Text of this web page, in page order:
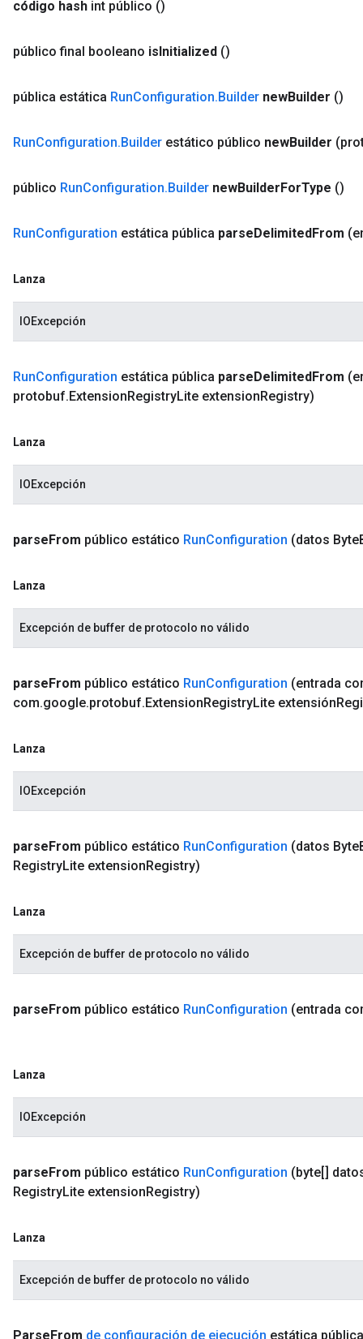
código hash int público ()
público final booleano isInitialized ()
pública estática RunConfiguration.Builder newBuilder ()
RunConfiguration.Builder estático público newBuilder
público RunConfiguration.Builder newBuilderForType ()
RunConfiguration estática pública parseDelimitedFrom
Lanza
IOExcepción
RunConfiguration estática pública parseDelimitedFrom
protobuf.ExtensionRegistryLite extensionRegistry)
Lanza
IOExcepción
parseFrom público estático RunConfiguration (datos Byte
Lanza
Excepción de buffer de protocolo no válido
parseFrom público estático RunConfiguration (entrada
com.google.protobuf.ExtensionRegistryLite extensión
Lanza
IOExcepción
parseFrom público estático RunConfiguration (datos Byte
RegistryLite extensionRegistry)
Lanza
Excepción de buffer de protocolo no válido
parseFrom público estático RunConfiguration (entrada
Lanza
IOExcepción
parseFrom público estático RunConfiguration (byte[]
RegistryLite extensionRegistry)
Lanza
Excepción de buffer de protocolo no válido
ParseFrom de configuración de ejecución estática pública